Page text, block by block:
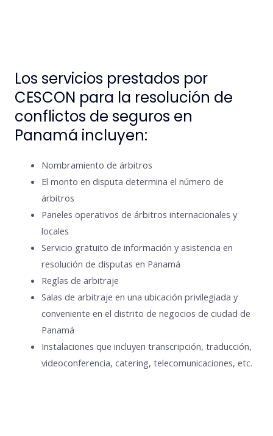
Los servicios prestados por
CESCON para la resolución de
conflictos de seguros en
Panamá incluyen:
Nombramiento de árbitros
El monto en disputa determina el número de
árbitros
Paneles operativos de árbitros internacionales y
locales
Servicio gratuito de información y asistencia en
resolución de disputas en Panamá
Reglas de arbitraje
Salas de arbitraje en una ubicación privilegiada y
conveniente en el distrito de negocios de ciudad de
Panamá
Instalaciones que incluyen transcripción, traducción,
videoconferencia, catering, telecomunicaciones, etc.